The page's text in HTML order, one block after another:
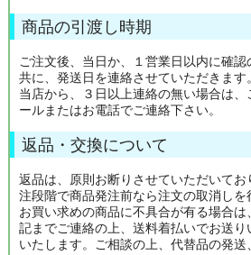
商品の引渡し時期
ご注文後、当日か、１営業日以内に確認
共に、発送日を連絡させていただきます。
当店から、３日以上連絡の無い場合は
ールまたはお電話でご連絡下さい。
返品・交換について
返品は、原則お断りさせていただいて
注段階で商品発注前なら注文の取消しを
お買い求めの商品に不具合が有る場合
記までご連絡の上、送料着払いでお送
いたします。ご相談の上、代替品の発